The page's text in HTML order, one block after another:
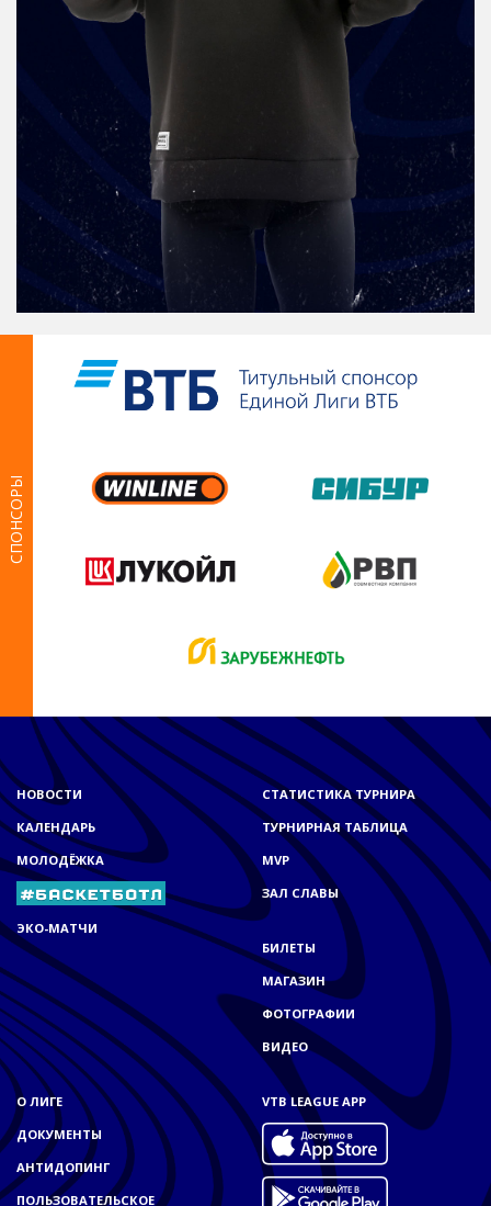
СПОНСОРЫ
НОВОСТИ
КАЛЕНДАРЬ
МОЛОДЁЖКА
ЭКО-МАТЧИ
СТАТИСТИКА ТУРНИРА
ТУРНИРНАЯ ТАБЛИЦА
MVP
ЗАЛ СЛАВЫ
БИЛЕТЫ
МАГАЗИН
ФОТОГРАФИИ
ВИДЕО
О ЛИГЕ
ДОКУМЕНТЫ
АНТИДОПИНГ
ПОЛЬЗОВАТЕЛЬСКОЕ
VTB LEAGUE APP